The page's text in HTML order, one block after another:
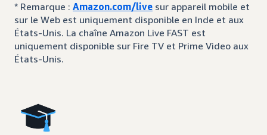
* Remarque : Amazon.com/live sur appareil mobile et
sur le Web est uniquement disponible en Inde et aux
États-Unis. La chaîne Amazon Live FAST est
uniquement disponible sur Fire TV et Prime Video aux
États-Unis.